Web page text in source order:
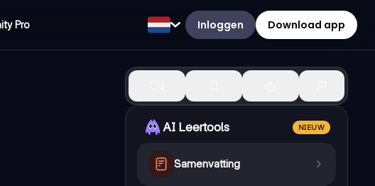
Pro Inloggen Download app
AI Leertools NIEUW
Samenvatting